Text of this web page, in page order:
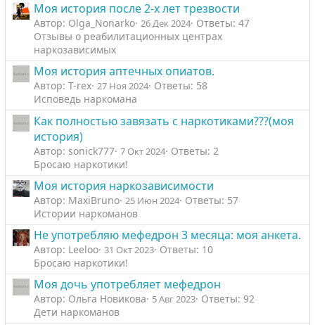
Моя история после 2-х лет трезвости
Автор: Olga_Nonarko 26 Дек 2024 Ответы: 47
Отзывы о реабилитационных центрах
наркозависимых
Моя история аптечных опиатов.
Автор: T-rex 27 Ноя 2024 Ответы: 58
Исповедь наркомана
Как полностью завязать с наркотиками???(моя
история)
Автор: sonick777 7 Окт 2024 Ответы: 2
Бросаю наркотики!
Моя история наркозависимости
Автор: MaxiBruno 25 Июн 2024 Ответы: 57
Истории наркоманов
Не употребляю мефедрон 3 месяца: моя анкета.
Автор: Leeloo 31 Окт 2023 Ответы: 10
Бросаю наркотики!
Моя дочь употребляет мефедрон
Автор: Ольга Новикова 5 Авг 2023 Ответы: 92
Дети наркоманов